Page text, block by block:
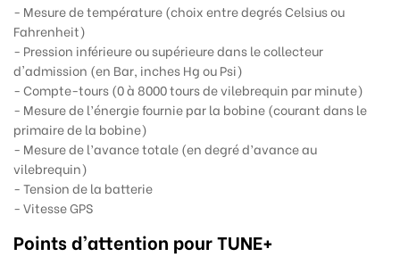
- Mesure de température (choix entre degrés Celsius ou
Fahrenheit)
- Pression inférieure ou supérieure dans le collecteur
d'admission (en Bar, inches Hg ou Psi)
- Compte-tours (0 à 8000 tours de vilebrequin par minute)
- Mesure de l’énergie fournie par la bobine (courant dans le
primaire de la bobine)
- Mesure de l’avance totale (en degré d’avance au
vilebrequin)
- Tension de la batterie
- Vitesse GPS
Points d’attention pourTUNE+